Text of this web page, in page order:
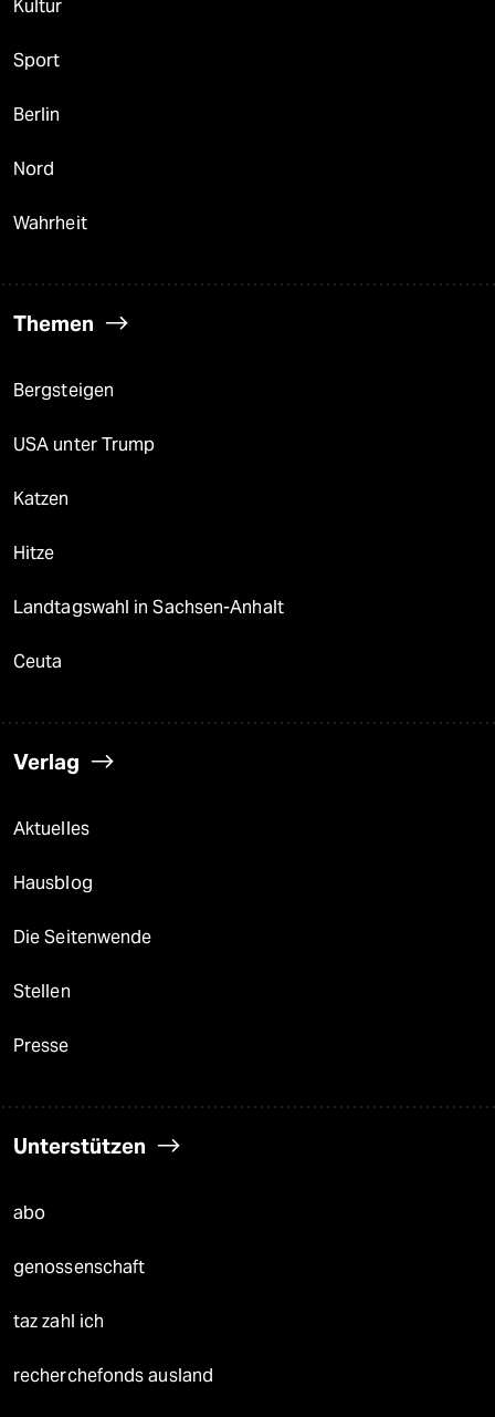
Kultur
Sport
Berlin
Nord
Wahrheit
Themen
Bergsteigen
USA unter Trump
Katzen
Hitze
Landtagswahl in Sachsen-Anhalt
Ceuta
Verlag
Aktuelles
Hausblog
Die Seitenwende
Stellen
Presse
Unterstützen
abo
genossenschaft
taz zahl ich
recherchefonds ausland